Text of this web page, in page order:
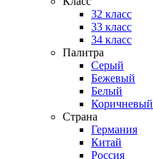
32 класс
33 класс
34 класс
Палитра
Серый
Бежевый
Белый
Коричневый
Страна
Германия
Китай
Россия